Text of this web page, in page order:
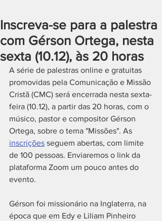
Inscreva-se para a palestra
com Gérson Ortega, nesta
sexta (10.12), às 20 horas
A série de palestras online e gratuitas
promovidas pela Comunicação e Missão
Cristã (CMC) será encerrada nesta sexta-
feira (10.12), a partir das 20 horas, com o
músico, pastor e compositor Gérson
Ortega, sobre o tema "Missões". As
inscrições seguem abertas, com limite
de 100 pessoas. Enviaremos o link da
plataforma Zoom um pouco antes do
evento.
Gérson foi missionário na Inglaterra, na
época que em Edy e Liliam Pinheiro